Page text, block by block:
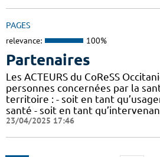
PAGES
relevance: 100%
Partenaires
Les ACTEURS du CoReSS
personnes concernées par la
territoire : - soit en tant
santé - soit en tant
23/04/2025 17:46